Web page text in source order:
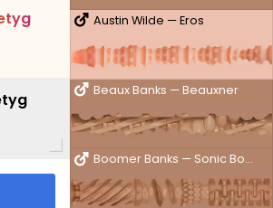
Austin Wilde — Eros
Beaux Banks — Beauxner
Boomer Banks — Sonic Boom
tyg